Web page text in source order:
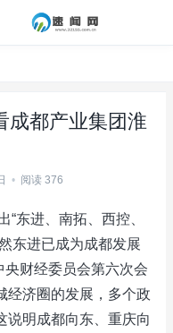
成都产业集团淮
• 阅读 376
东进、南拓、西控、
东进已成为成都发展
财经委员会第六次会
经济圈的发展，多个政
说明成都向东、重庆向